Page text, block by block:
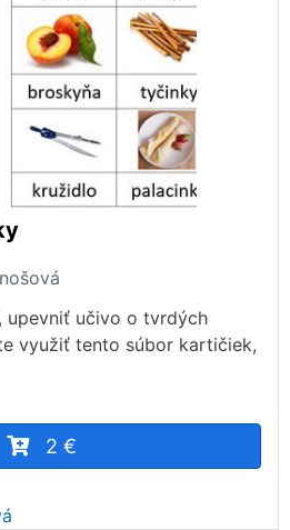
upevniť učivo o tvrdých
využiť tento súbor kartičiek,
2 €